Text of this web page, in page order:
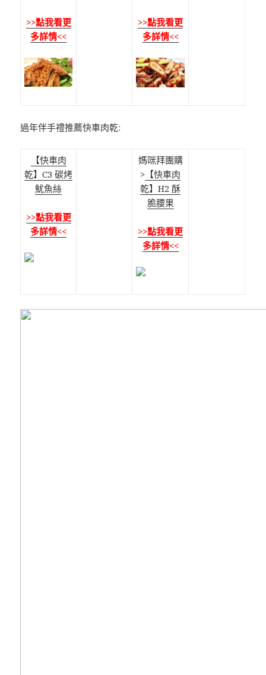
>>點我看更
多詳情<<
>>點我看更
多詳情<<
過年伴手禮推薦快車肉乾:
【快車肉
乾】C3 碳烤
魷魚絲
>>點我看更
多詳情<<
媽咪拜團購
> 【快車肉
乾】H2 酥
脆腰果
>>點我看更
多詳情<<